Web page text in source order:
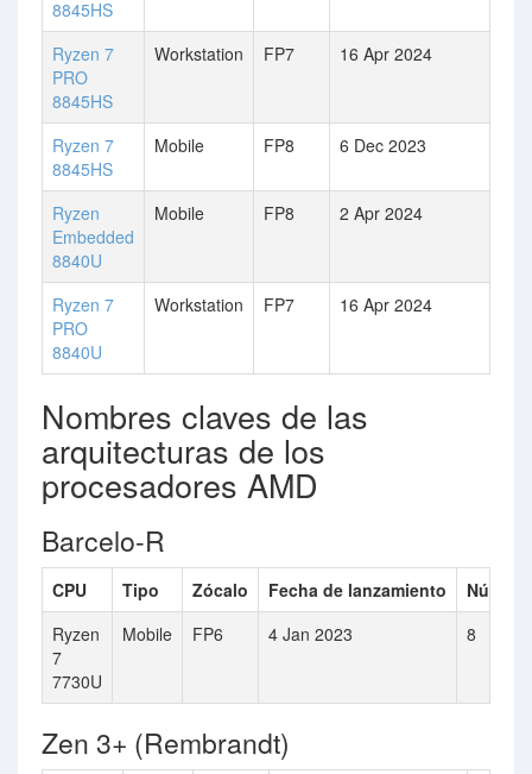
8845HS
Ryzen 7
PRO
8845HS
Workstation FP7 16 Apr 2024
Ryzen 7
8845HS
Mobile FP8 6 Dec 2023
Ryzen
Embedded
8840U
Mobile FP8 2 Apr 2024
Ryzen 7
PRO
8840U
Workstation FP7 16 Apr 2024
Nombres claves de las
arquitecturas de los
procesadores AMD
Barcelo-R
CPU Tipo Zócalo Fecha de lanzamiento
Ryzen
7
7730U
Mobile FP6 4 Jan 2023 8
Zen 3+ (Rembrandt)